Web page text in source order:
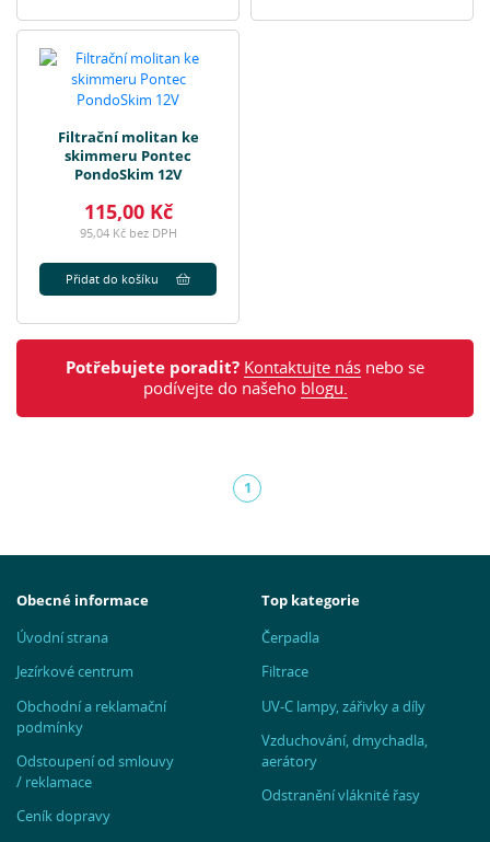
Filtrační molitan ke
skimmeru Pontec
PondoSkim 12V
115,00 Kč
95,04 Kč bez DPH
Přidat do košíku
Potřebujete poradit? Kontaktujte nás nebo se
podívejte do našeho blogu.
1(aktuální)
Obecné informace
Úvodní strana
Jezírkové centrum
Obchodní a reklamační
podmínky
Odstoupení od smlouvy
/ reklamace
Ceník dopravy
Top kategorie
Čerpadla
Filtrace
UV-C lampy, zářivky a díly
Vzduchování, dmychadla,
aerátory
Odstranění vláknité řasy